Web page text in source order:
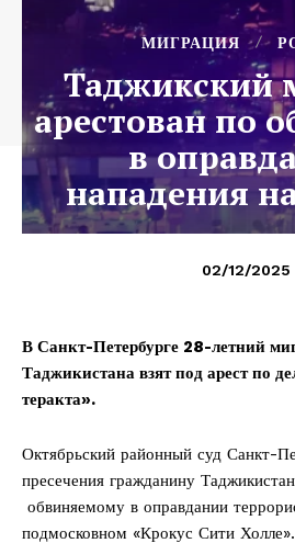
МИГРАЦИЯ
Таджикский
арестован по
в
нападения
02/12/2025
В Санкт-Петербурге 28-летний
Таджикистана взят под арест по
теракта».
Октябрьский районный суд Санкт-
пресечения гражданину
обвиняемому в оправдании
подмосковном «Крокус Сити